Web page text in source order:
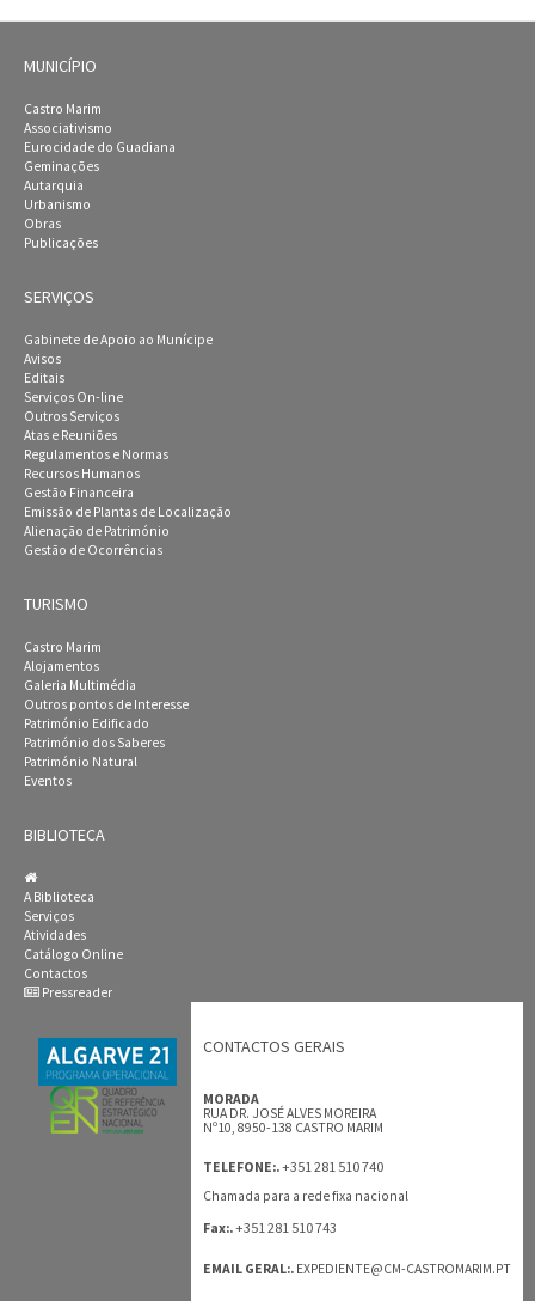
MUNICÍPIO
Castro Marim
Associativismo
Eurocidade do Guadiana
Geminações
Autarquia
Urbanismo
Obras
Publicações
SERVIÇOS
Gabinete de Apoio ao Munícipe
Avisos
Editais
Serviços On-line
Outros Serviços
Atas e Reuniões
Regulamentos e Normas
Recursos Humanos
Gestão Financeira
Emissão de Plantas de Localização
Alienação de Património
Gestão de Ocorrências
TURISMO
Castro Marim
Alojamentos
Galeria Multimédia
Outros pontos de Interesse
Património Edificado
Património dos Saberes
Património Natural
Eventos
BIBLIOTECA
A Biblioteca
Serviços
Atividades
Catálogo Online
Contactos
Pressreader
CONTACTOS GERAIS
MORADA
RUA DR. JOSÉ ALVES MOREIRA
Nº10, 8950-138 CASTRO MARIM
TELEFONE:.+351 281 510 740
Chamada para a rede fixa nacional
Fax:.+351 281 510 743
EMAIL GERAL:. EXPEDIENTE@CM-CASTROMARIM.PT